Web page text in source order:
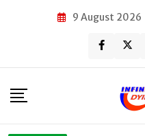
9 August 2026